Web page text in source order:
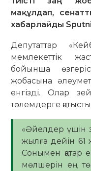
мақұлдап,
хабарлайды
Депутаттар
мемлекеттік
бойынша
жобасына
енгізді. Олар
төлемдерге
«Әйелдер үшін
жылға дейін 61
Сонымен қатар
мөлшерін ең